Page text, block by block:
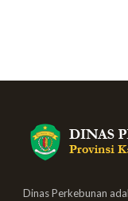
Dinas Perkebunan